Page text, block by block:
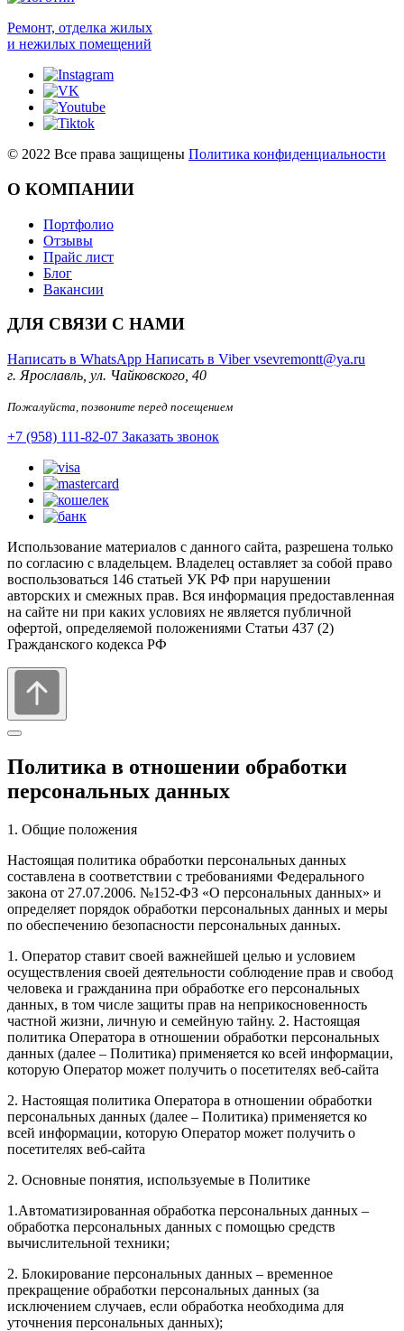
Ремонт, отделка жилых
и нежилых помещений
© 2022 Все права защищены Политика конфиденциальности
О КОМПАНИИ
Портфолио
Отзывы
Прайс лист
Блог
Вакансии
ДЛЯ СВЯЗИ С НАМИ
Написать в WhatsApp Написать в Vibervsevremontt@ya.ru
г. Ярославль, ул. Чайковского, 40
Пожалуйста, позвоните перед посещением
+7 (958) 111-82-07 Заказать звонок
Использование материалов с данного сайта, разрешена только
по согласию с владельцем. Владелец оставляет за собой право
воспользоваться 146 статьей УК РФ при нарушении
авторских и смежных прав. Вся информация предоставленная
на сайте ни при каких условиях не является публичной
офертой, определяемой положениями Статьи 437 (2)
Гражданского кодекса РФ
Политика в отношении обработки
персональных данных
1. Общие положения
Настоящая политика обработки персональных данных
составлена в соответствии с требованиями Федерального
закона от 27.07.2006. №152-ФЗ «О персональных данных» и
определяет порядок обработки персональных данных и меры
по обеспечению безопасности персональных данных.
1. Оператор ставит своей важнейшей целью и условием
осуществления своей деятельности соблюдение прав и свобод
человека и гражданина при обработке его персональных
данных, в том числе защиты прав на неприкосновенность
частной жизни, личную и семейную тайну. 2. Настоящая
политика Оператора в отношении обработки персональных
данных (далее – Политика) применяется ко всей информации,
которую Оператор может получить о посетителях веб-сайта
2. Настоящая политика Оператора в отношении обработки
персональных данных (далее – Политика) применяется ко
всей информации, которую Оператор может получить о
посетителях веб-сайта
2. Основные понятия, используемые в Политике
1.Автоматизированная обработка персональных данных –
обработка персональных данных с помощью средств
вычислительной техники;
2. Блокирование персональных данных – временное
прекращение обработки персональных данных (за
исключением случаев, если обработка необходима для
уточнения персональных данных);